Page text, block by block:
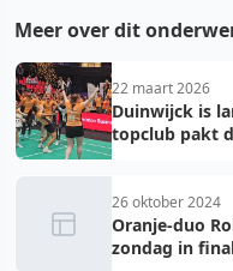
Meer over dit
22 maart 2026
Duinwijck is
topclub pakt
26 oktober 2024
Oranje-duo
zondag in